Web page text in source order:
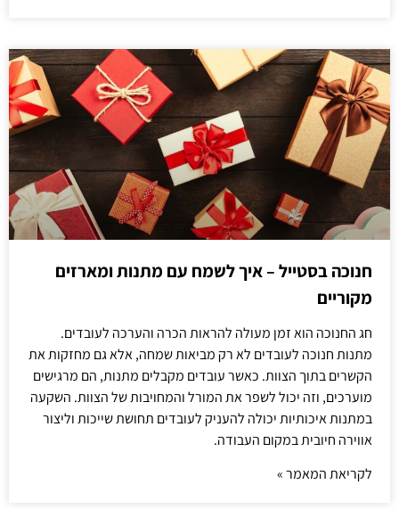
חנוכה בסטייל – איך לשמח עם מתנות ומארזים
מקוריים
חג החנוכה הוא זמן מעולה להראות הכרה והערכה לעובדים.
מתנות חנוכה לעובדים לא רק מביאות שמחה, אלא גם מחזקות את
הקשרים בתוך הצוות. כאשר עובדים מקבלים מתנות, הם מרגישים
מוערכים, וזה יכול לשפר את המורל והמחויבות של הצוות. השקעה
במתנות איכותיות יכולה להעניק לעובדים תחושת שייכות וליצור
אווירה חיובית במקום העבודה.
לקריאת המאמר »